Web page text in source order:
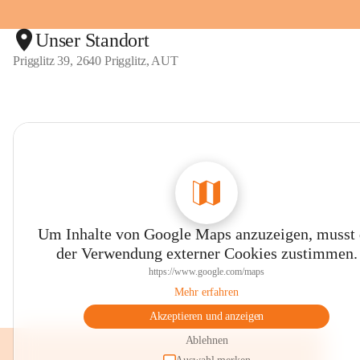
Unser Standort
Prigglitz 39, 2640 Prigglitz, AUT
Um Inhalte von Google Maps anzuzeigen, musst
der Verwendung externer Cookies zustimmen.
https://www.google.com/maps
Mehr erfahren
Akzeptieren und anzeigen
Ablehnen